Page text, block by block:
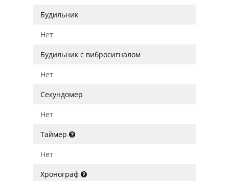
Будильник
Нет
Будильник с вибросигналом
Нет
Секундомер
Нет
Таймер
Нет
Хронограф